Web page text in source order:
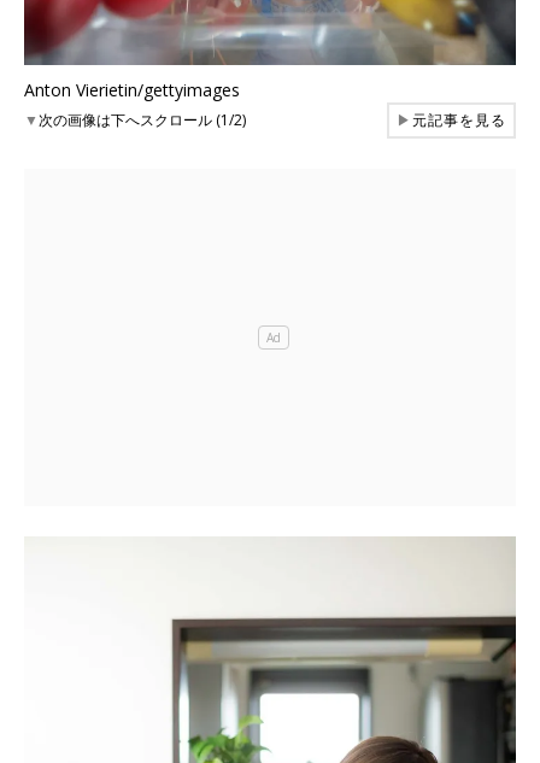
Anton Vierietin/gettyimages
▼次の画像は下へスクロール (1/2) ▶元記事を見る